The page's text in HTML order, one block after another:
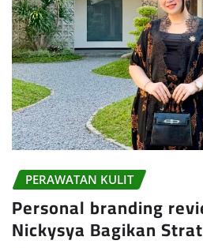
PERAWATAN KULIT
Personal branding
Nickysya Bagikan